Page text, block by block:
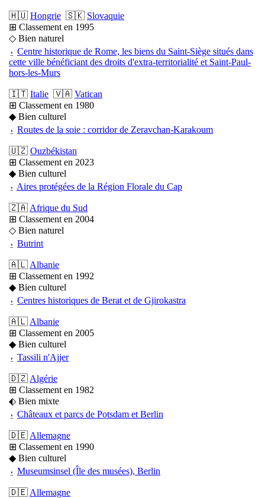
🇭🇺 Hongrie 🇸🇰 Slovaquie
⊞ Classement en 1995
◇ Bien naturel
⍚ Centre historique de Rome, les biens du Saint-Siège situés dans
cette ville bénéficiant des droits d'extra-territorialité et Saint-Paul-
hors-les-Murs
🇮🇹 Italie 🇻🇦 Vatican
⊞ Classement en 1980
◆ Bien culturel
⍚ Routes de la soie : corridor de Zeravchan-Karakoum
🇺🇿 Ouzbékistan
⊞ Classement en 2023
◆ Bien culturel
⍚ Aires protégées de la Région Florale du Cap
🇿🇦 Afrique du Sud
⊞ Classement en 2004
◇ Bien naturel
⍚ Butrint
🇦🇱 Albanie
⊞ Classement en 1992
◆ Bien culturel
⍚ Centres historiques de Berat et de Gjirokastra
🇦🇱 Albanie
⊞ Classement en 2005
◆ Bien culturel
⍚ Tassili n'Ajjer
🇩🇿 Algérie
⊞ Classement en 1982
⬖ Bien mixte
⍚ Châteaux et parcs de Potsdam et Berlin
🇩🇪 Allemagne
⊞ Classement en 1990
◆ Bien culturel
⍚ Museumsinsel (Île des musées), Berlin
🇩🇪 Allemagne